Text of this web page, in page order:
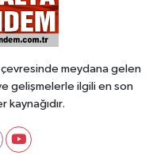
meydana gelen
gelişmelerle ilgili en son
kaynağıdır.